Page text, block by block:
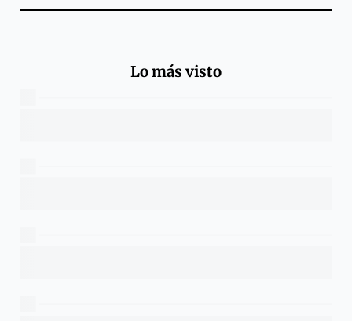
Lo más visto